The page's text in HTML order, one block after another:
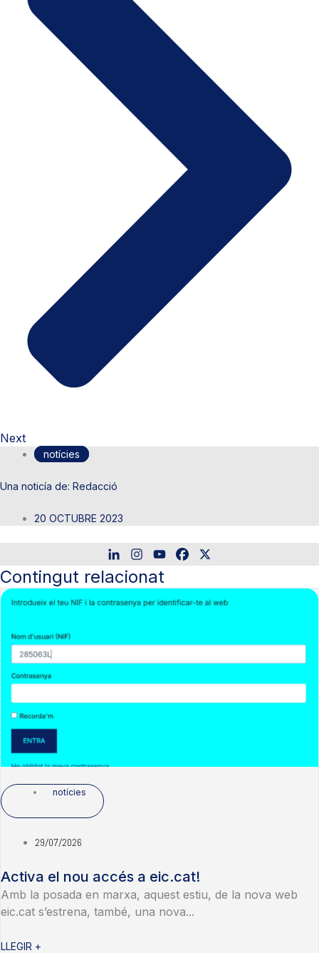
Next
notícies
Redacció
20 OCTUBRE 2023
Contingut relacionat
notícies
29/07/2026
Activa el nou accés a eic.cat!
Amb la posada en marxa, aquest estiu, de la nova web
eic.cat s’estrena, també, una nova...
LLEGIR +